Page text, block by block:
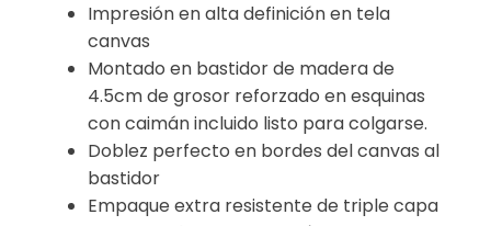
Impresión en alta definición en tela
canvas
Montado en bastidor de madera de
4.5cm de grosor reforzado en esquinas
con caimán incluido listo para colgarse.
Doblez perfecto en bordes del canvas al
bastidor
Empaque extra resistente de triple capa